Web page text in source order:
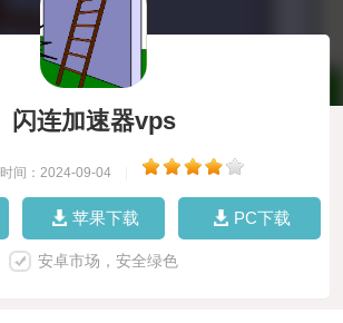
闪连加速器vps
时间：2024-09-04
苹果下载 PC下载
安卓市场，安全绿色